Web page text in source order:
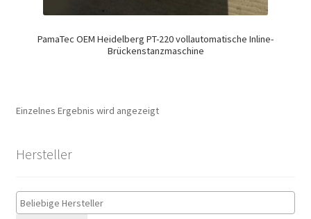
PamaTec OEM Heidelberg PT-220 vollautomatische Inline-
Brückenstanzmaschine
Einzelnes Ergebnis wird angezeigt
Hersteller